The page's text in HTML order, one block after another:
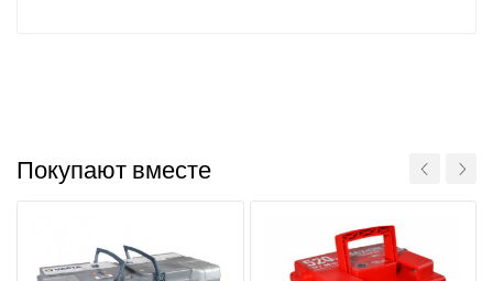
Покупают вместе